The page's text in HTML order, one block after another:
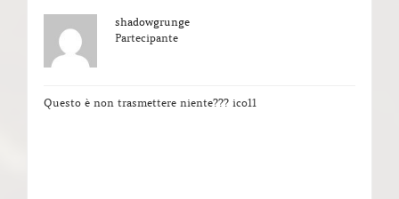
shadowgrunge
Partecipante
Questo è non trasmettere niente??? ico11